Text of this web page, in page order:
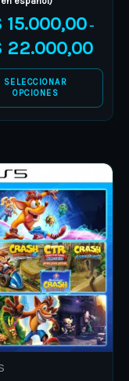
15.000,00 –
22.000,00
SELECCIONAR
OPCIONES
Price
range:
ARS